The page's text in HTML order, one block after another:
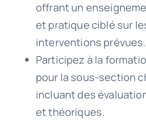
offrant un
et pratique ciblé sur
interventions prévues.
Participez à la
pour la sous-section
incluant des
et théoriques.